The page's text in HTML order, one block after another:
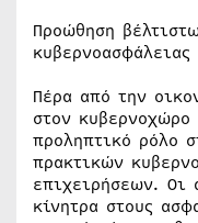
Προώθηση
κυβερνοασφάλειας
Πέρα από την
στον κυβερνοχώρο
προληπτικό ρόλο
πρακτικών
επιχειρήσεων. Οι
κίνητρα στους